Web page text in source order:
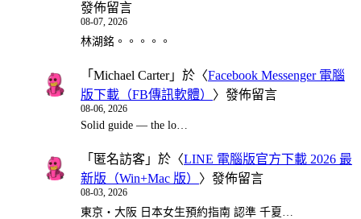
發佈留言
08-07, 2026
林湖銘。。。。。
「 Michael Carter」於〈Facebook Messenger 電腦
版下載（FB傳訊軟體） 〉發佈留言
08-06, 2026
Solid guide — the lo…
「 匿名訪客 」於〈LINE 電腦版官方下載 2026 最
新版（Win+Mac 版） 〉發佈留言
08-03, 2026
東京・大阪 日本女生預約指南 認準 千夏…